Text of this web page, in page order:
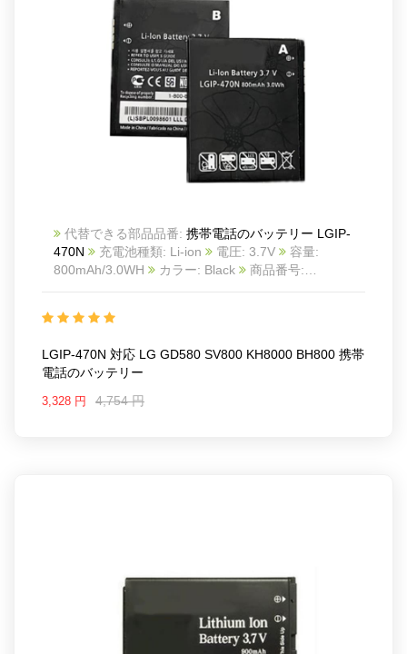
代替できる部品品番: 携帯電話のバッテリー LGIP-
470N
充電池種類: Li-ion 電圧: 3.7V
800mAh/3.0WH
カラー: Black
商品番号:
LG GD580/SV800/KH8000/BH800
LGIP-470N 対応 LG GD580 SV800 KH8000 BH800 携帯
電話のバッテリー
3,328 円 4,754 円